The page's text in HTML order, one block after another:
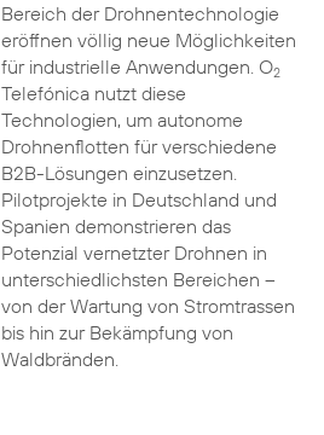
Bereich der Drohnentechnologie
eröffnen völlig neue Möglichkeiten
für industrielle Anwendungen. O2
Telefónica nutzt diese
Technologien, um autonome
Drohnenflotten für verschiedene
B2B-Lösungen einzusetzen.
Pilotprojekte in Deutschland und
Spanien demonstrieren das
Potenzial vernetzter Drohnen in
unterschiedlichsten Bereichen –
von der Wartung von Stromtrassen
bis hin zur Bekämpfung von
Waldbränden.